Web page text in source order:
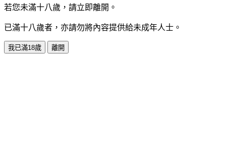
若您未滿十八歲，請立即離開。
已滿十八歲者，亦請勿將內容提供給未成年人士。
我已滿18歲 離開